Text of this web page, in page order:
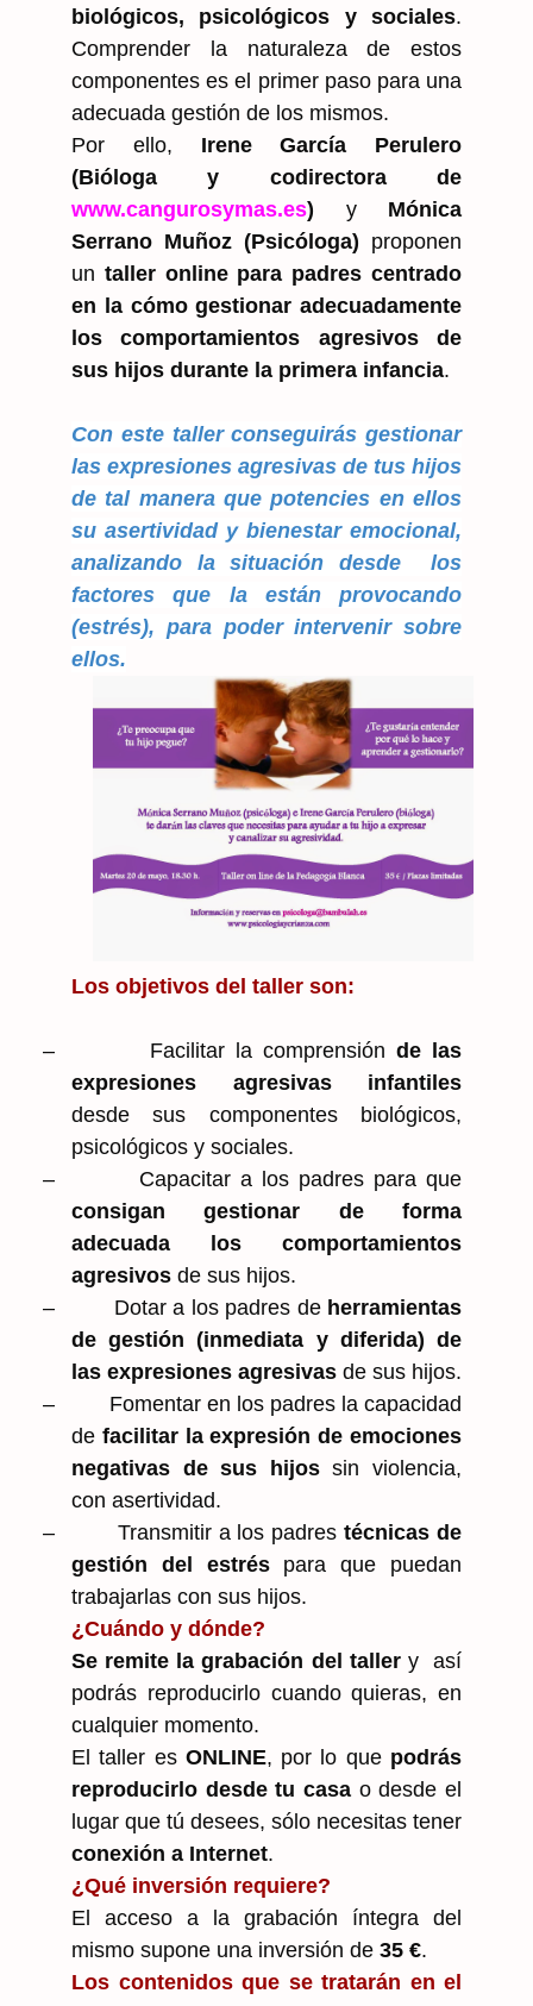
biológicos, psicológicos y sociales.
Comprender la naturaleza de estos
componentes es el primer paso para una
adecuada gestión de los mismos.
Por ello, Irene García Perulero
(Bióloga y codirectora de
www.cangurosymas.es) y Mónica
Serrano Muñoz (Psicóloga) proponen
un taller online para padres centrado
en la cómo gestionar adecuadamente
los comportamientos agresivos de
sus hijos durante la primera infancia.
Con este taller conseguirás gestionar
las expresiones agresivas de tus hijos
de tal manera que potencies en ellos
su asertividad y bienestar emocional,
analizando la situación desde los
factores que la están provocando
(estrés), para poder intervenir sobre
ellos.
Los objetivos del taller son:
– Facilitar la comprensiónde las
expresiones agresivas infantiles
desde sus componentes biológicos,
psicológicos y sociales.
–
Capacitar a los padres para que
consigan gestionar de forma
adecuada los comportamientos
agresivos de sus hijos.
–
Dotar a los padres de herramientas
de gestión (inmediata y diferida) de
las expresiones agresivas de sus hijos.
–
Fomentar en los padres la capacidad
de facilitar la expresión de emociones
negativas de sus hijossin violencia,
con asertividad.
–
Transmitir a los padrestécnicas de
gestión del estréspara que puedan
trabajarlas con sus hijos.
¿Cuándo y dónde?
Se remite la grabación del taller y así
podrás reproducirlo cuando quieras, en
cualquier momento.
El taller es ONLINE, por lo que podrás
reproducirlo desde tu casa o desde el
lugar que tú desees, sólo necesitas tener
conexión a Internet.
¿Qué inversión requiere?
El acceso a la grabación íntegra del
mismo supone una inversión de 35 €.
Los contenidos que se tratarán en el